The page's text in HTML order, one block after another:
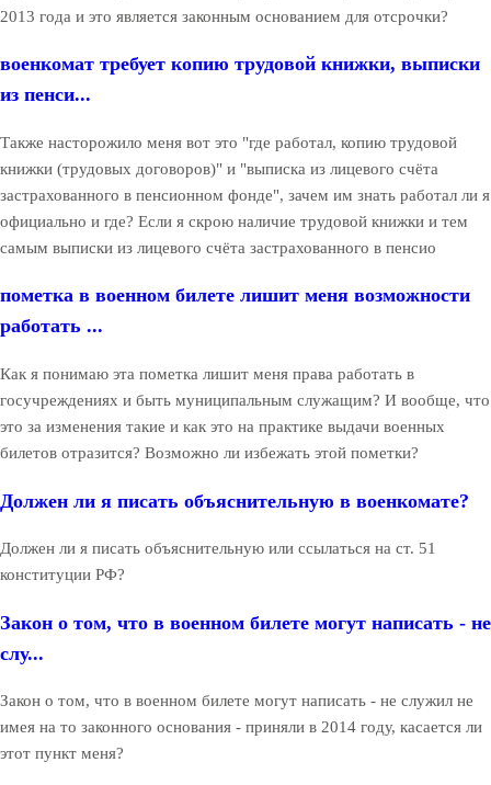
2013 года и это является законным основанием для отсрочки?
военкомат требует копию трудовой книжки, выписки
из пенси...
Также насторожило меня вот это "где работал, копию трудовой
книжки (трудовых договоров)" и "выписка из лицевого счёта
застрахованного в пенсионном фонде", зачем им знать работал ли я
официально и где? Если я скрою наличие трудовой книжки и тем
самым выписки из лицевого счёта застрахованного в пенсио
пометка в военном билете лишит меня возможности
работать ...
Как я понимаю эта пометка лишит меня права работать в
госучреждениях и быть муниципальным служащим? И вообще, что
это за изменения такие и как это на практике выдачи военных
билетов отразится? Возможно ли избежать этой пометки?
Должен ли я писать объяснительную в военкомате?
Должен ли я писать объяснительную или ссылаться на ст. 51
конституции РФ?
Закон о том, что в военном билете могут написать - не
слу...
Закон о том, что в военном билете могут написать - не служил не
имея на то законного основания - приняли в 2014 году, касается ли
этот пункт меня?